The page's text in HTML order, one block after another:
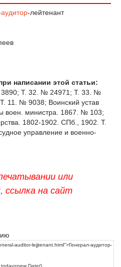
аудитор-лейтенант
написании этой статьи:
Т. 32. № 24971; Т. 33. №
11. № 9038; Воинский устав
воен. министра. 1867. № 103;
1802-1902. СПб., 1902. Т.
управление и военно-
или
ссылка на сайт